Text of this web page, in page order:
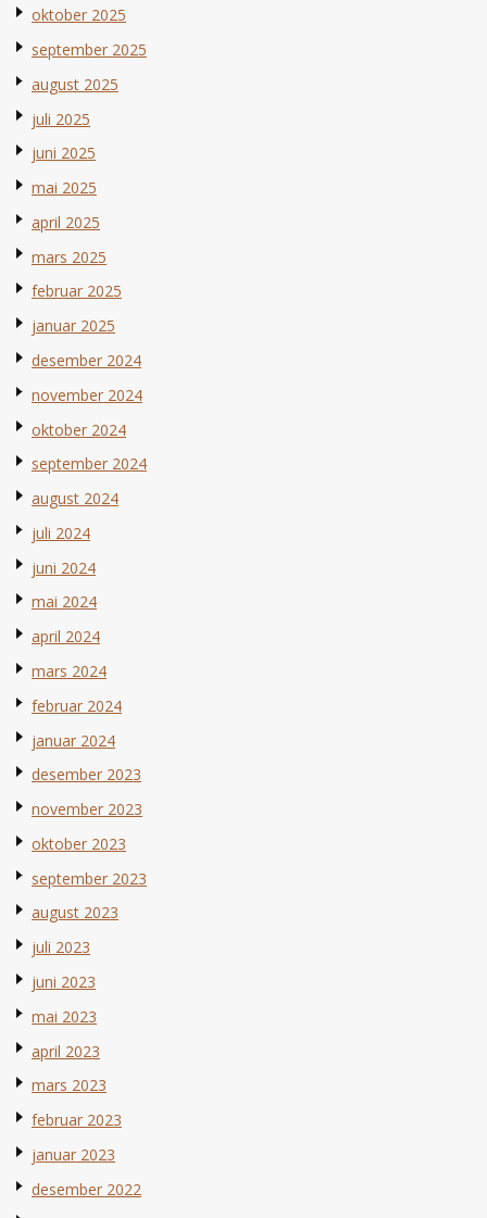
oktober 2025
september 2025
august 2025
juli 2025
juni 2025
mai 2025
april 2025
mars 2025
februar 2025
januar 2025
desember 2024
november 2024
oktober 2024
september 2024
august 2024
juli 2024
juni 2024
mai 2024
april 2024
mars 2024
februar 2024
januar 2024
desember 2023
november 2023
oktober 2023
september 2023
august 2023
juli 2023
juni 2023
mai 2023
april 2023
mars 2023
februar 2023
januar 2023
desember 2022